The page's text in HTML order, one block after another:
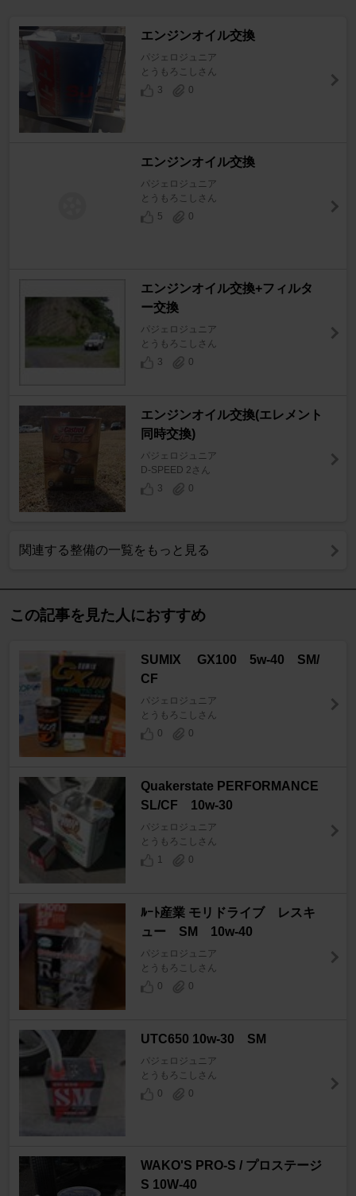
エンジンオイル交換
パジェロジュニア
とうもろこしさん
3
0
エンジンオイル交換
パジェロジュニア
とうもろこしさん
5
0
エンジンオイル交換+フィルタ
ー交換
パジェロジュニア
とうもろこしさん
3
0
エンジンオイル交換(エレメント
同時交換)
パジェロジュニア
D-SPEED 2さん
3
0
関連する整備の一覧をもっと見る
この記事を見た人におすすめ
SUMIX GX100 5w-40 SM/
CF
パジェロジュニア
とうもろこしさん
0
0
Quakerstate PERFORMANCE
SL/CF 10w-30
パジェロジュニア
とうもろこしさん
1
0
ﾙｰﾄ産業 モリドライブ レスキ
ュー SM 10w-40
パジェロジュニア
とうもろこしさん
0
0
UTC650 10w-30 SM
パジェロジュニア
とうもろこしさん
0
0
WAKO'S PRO-S / プロステージ
S 10W-40